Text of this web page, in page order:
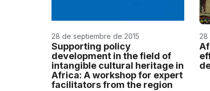
28 de septiembre de 2015
Supporting policy
development in the field of
intangible cultural heritage in
Africa: A workshop for expert
facilitators from the region
28